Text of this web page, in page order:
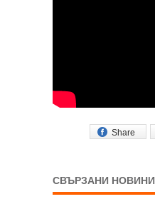
Share
СВЪРЗАНИ НОВИНИ